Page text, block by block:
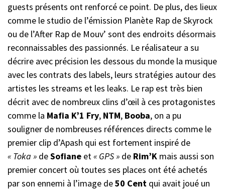
guests présents ont renforcé ce point. De plus, des lieux
comme le studio de l’émission Planète Rap de Skyrock
ou de l’After Rap de Mouv’ sont des endroits désormais
reconnaissables des passionnés. Le réalisateur a su
décrire avec précision les dessous du monde la musique
avec les contrats des labels, leurs stratégies autour des
artistes les streams et les leaks. Le rap est très bien
décrit avec de nombreux clins d’œil à ces protagonistes
comme la Mafia K’1 Fry, NTM, Booba, on a pu
souligner de nombreuses références directs comme le
premier clip d’Apash qui est fortement inspiré de
« Toka » deSofiane et« GPS » de Rim’K mais aussi son
premier concert où toutes ses places ont été achetés
par son ennemi à l’image de50 Cent qui avait joué un